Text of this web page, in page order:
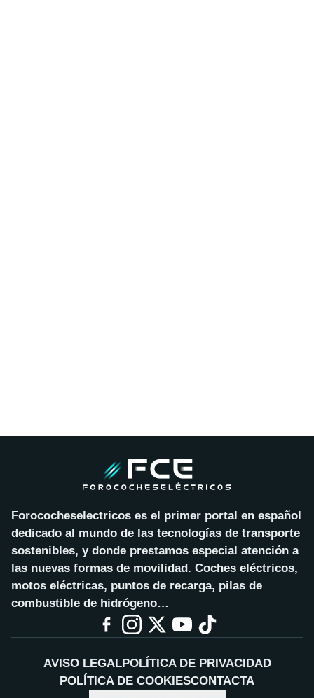
Forococheselectricos es el primer portal en español
dedicado al mundo de las tecnologías de transporte
sostenibles, y donde prestamos especial atención a
las nuevas formas de movilidad. Coches eléctricos,
motos eléctricas, puntos de recarga, pilas de
combustible de hidrógeno…
AVISO LEGALPOLÍTICA DE PRIVACIDAD
POLÍTICA DE COOKIESCONTACTA